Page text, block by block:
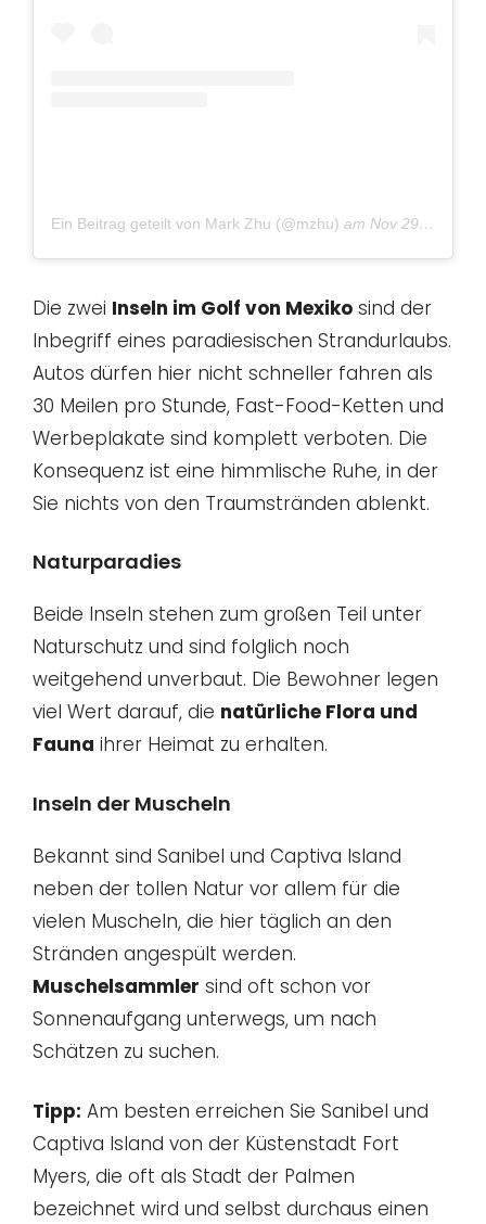
Ein Beitrag geteilt von Mark Zhu (@mzhu) am Nov 29, 2018 um 12:53 PST
Die zwei Inseln im Golf von Mexiko sind der
Inbegriff eines paradiesischen Strandurlaubs.
Autos dürfen hier nicht schneller fahren als
30 Meilen pro Stunde, Fast-Food-Ketten und
Werbeplakate sind komplett verboten. Die
Konsequenz ist eine himmlische Ruhe, in der
Sie nichts von den Traumstränden ablenkt.
Naturparadies
Beide Inseln stehen zum großen Teil unter
Naturschutz und sind folglich noch
weitgehend unverbaut. Die Bewohner legen
viel Wert darauf, die natürliche Flora und
Fauna ihrer Heimat zu erhalten.
Inseln der Muscheln
Bekannt sind Sanibel und Captiva Island
neben der tollen Natur vor allem für die
vielen Muscheln, die hier täglich an den
Stränden angespült werden.
Muschelsammler sind oft schon vor
Sonnenaufgang unterwegs, um nach
Schätzen zu suchen.
Tipp: Am besten erreichen Sie Sanibel und
Captiva Island von der Küstenstadt Fort
Myers, die oft als Stadt der Palmen
bezeichnet wird und selbst durchaus einen